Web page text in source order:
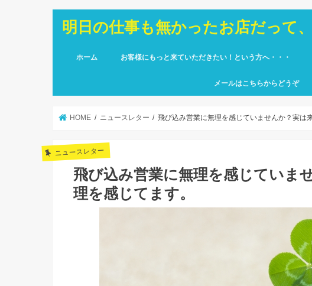
明日の仕事も無かったお店だって
ホーム お客様にもっと来ていただきたい！という方へ・・・
メールはこちらからどうぞ
HOME ニュースレター 飛び込み営業に無理を感じていませんか？実は
ニュースレター
飛び込み営業に無理を感じていま
理を感じてます。